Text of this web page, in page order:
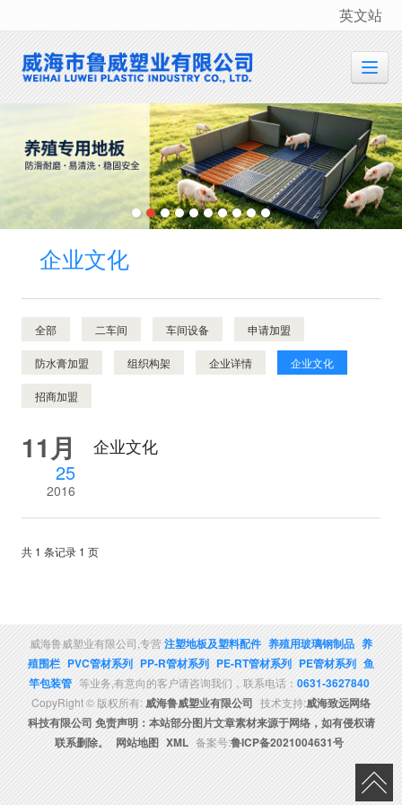
很遗憾，因您的浏览器版本过低导致无法获得最佳浏览体验，推荐下载安装谷歌浏览器！
英文站
企业文化
全部 二车间 车间设备 申请加盟
防水膏加盟 组织构架 企业详情 企业文化
招商加盟
11月
25
2016
企业文化
共 1 条记录 1 页
威海鲁威塑业有限公司,专营注塑地板及塑料配件 养殖用玻璃钢制品 养
殖围栏 PVC管材系列 PP-R管材系列 PE-RT管材系列 PE管材系列 鱼
竿包装管 等业务,有意向的客户请咨询我们，联系电话： 0631-3627840
CopyRight © 版权所有:威海鲁威塑业有限公司 技术支持:威海致远网络
科技有限公司 免责声明：本站部分图片文章素材来源于网络，如有侵权请
联系删除。
网站地图 XML 备案号:鲁ICP备2021004631号